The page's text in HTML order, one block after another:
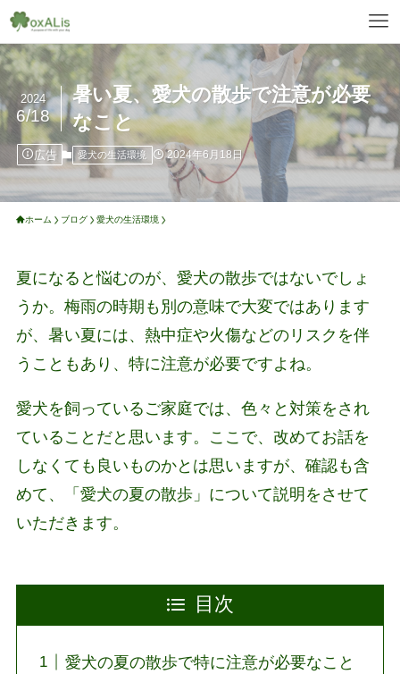
暑い夏、愛犬の散歩で注意が必要
なこと
2024
6/18
広告 愛犬の生活環境 2024年6月18日
ホーム ブログ 愛犬の生活環境
夏になると悩むのが、愛犬の散歩ではないでしょ
うか。梅雨の時期も別の意味で大変ではあります
が、暑い夏には、熱中症や火傷などのリスクを伴
うこともあり、特に注意が必要ですよね。
愛犬を飼っているご家庭では、色々と対策をされ
ていることだと思います。ここで、改めてお話を
しなくても良いものかとは思いますが、確認も含
めて、「愛犬の夏の散歩」について説明をさせて
いただきます。
目次
愛犬の夏の散歩で特に注意が必要なこと